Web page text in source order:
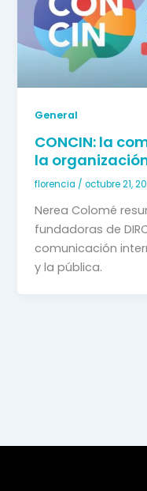
General
CONCIN: la
la
florencia /octubre 21,
Nerea Colomé
fundadoras de
comunicación
y la pública.